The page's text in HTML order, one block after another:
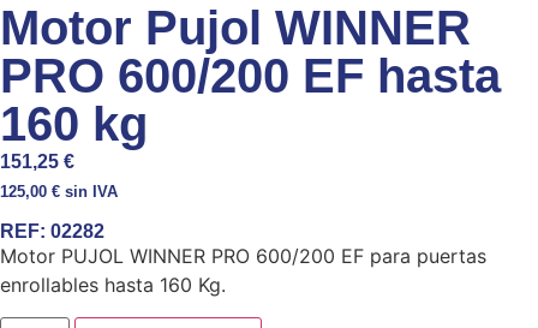
Motor Pujol WINNER
PRO 600/200 EF hasta
160 kg
151,25 €
125,00 € sin IVA
REF: 02282
Motor PUJOL WINNER PRO 600/200 EF para puertas
enrollables hasta 160 Kg.